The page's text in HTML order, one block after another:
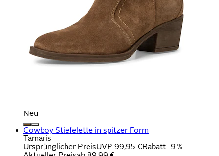
Neu
Cowboy Stiefelette in spitzer Form
Tamaris
Ursprünglicher PreisUVP 99,95 €Rabatt- 9 %